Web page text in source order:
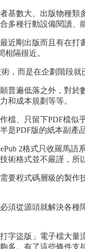
基數大、出版物種
種行動設備閱讀、
近剛出版而且有在
隔很近。
，而是在企劃階段
普遍低落之外，對
和成本規劃等等。
檔、只留下PDF檔
PDF版的紙本副產
2格式只收羅馬
術格式並不嚴謹，所
要程式碼層級的製
須從源頭就解決各
字盜版」電子檔大
。有了這些條件支